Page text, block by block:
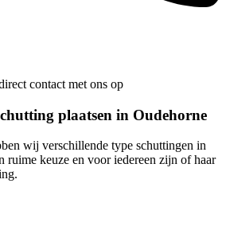
contact met ons op
plaatsen in Oudehorne
wij verschillende type schuttingen in
ruime keuze en voor iedereen zijn of haar